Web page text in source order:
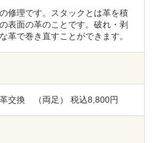
修理です。スタックとは革を積
表面の革のことです。破れ・剥
革で巻き直すことができます。
交換 （両足） 税込8,800円